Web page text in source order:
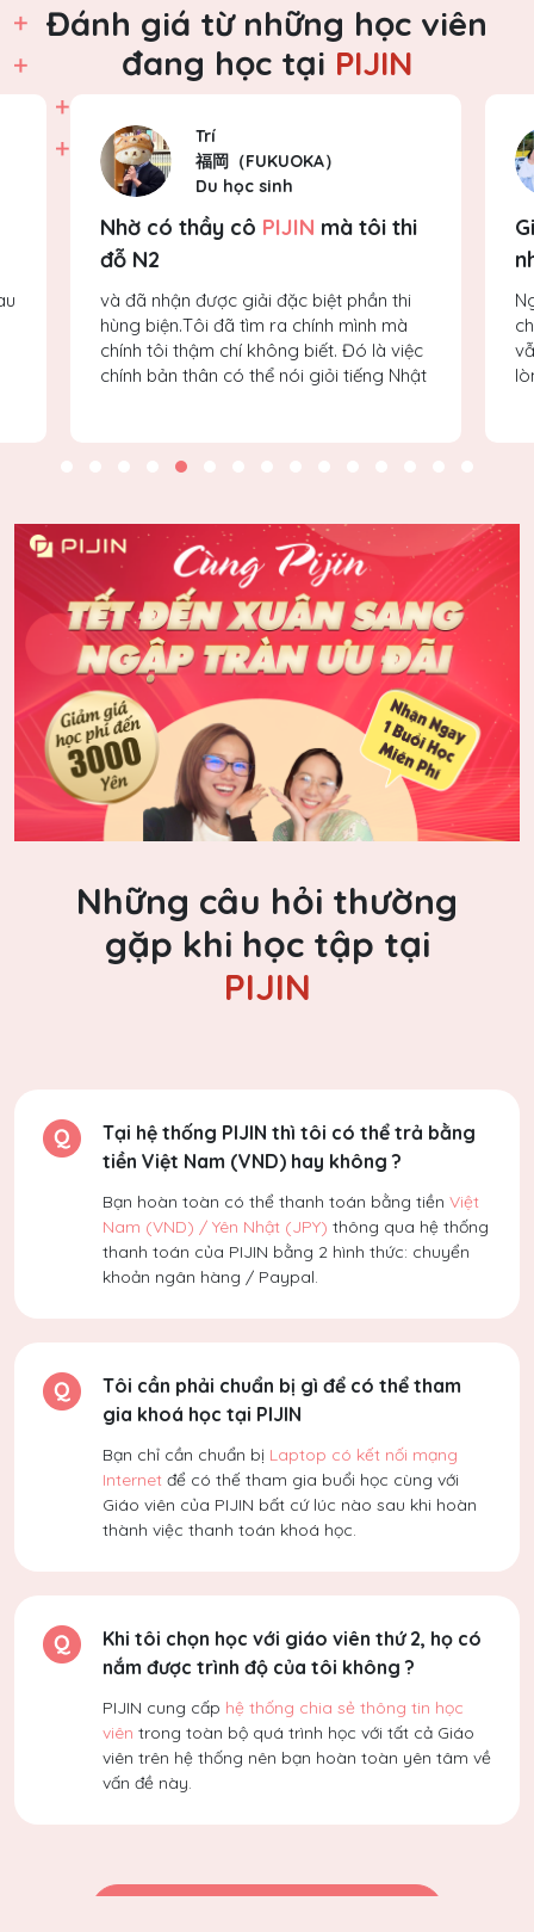
Đánh giá từ những học viên
đang học tại PIJIN
Trí
福岡（FUKUOKA）
Du học sinh
Nhờ có thầy cô PIJIN mà tôi thi
đỗ N2
và đã nhận được giải đặc biệt phần thi
hùng biện.Tôi đã tìm ra chính mình mà
chính tôi thậm chí không biết. Đó là việc
chính bản thân có thể nói giỏi tiếng Nhật
Những câu hỏi thường
gặp khi học tập tại
PIJIN
Tại hệ thống PIJIN thì tôi có thể trả bằng
tiền Việt Nam (VND) hay không ?
Bạn hoàn toàn có thể thanh toán bằng tiền Việt
Nam (VND) / Yên Nhật (JPY) thông qua hệ thống
thanh toán của PIJIN bằng 2 hình thức: chuyển
khoản ngân hàng / Paypal.
Tôi cần phải chuẩn bị gì để có thể tham
gia khoá học tại PIJIN
Bạn chỉ cần chuẩn bị Laptop có kết nối mạng
Internet để có thế tham gia buổi học cùng với
Giáo viên của PIJIN bất cứ lúc nào sau khi hoàn
thành việc thanh toán khoá học.
Khi tôi chọn học với giáo viên thứ 2, họ có
nắm được trình độ của tôi không ?
PIJIN cung cấp hệ thống chia sẻ thông tin học
viên trong toàn bộ quá trình học với tất cả Giáo
viên trên hệ thống nên bạn hoàn toàn yên tâm về
vấn đề này.